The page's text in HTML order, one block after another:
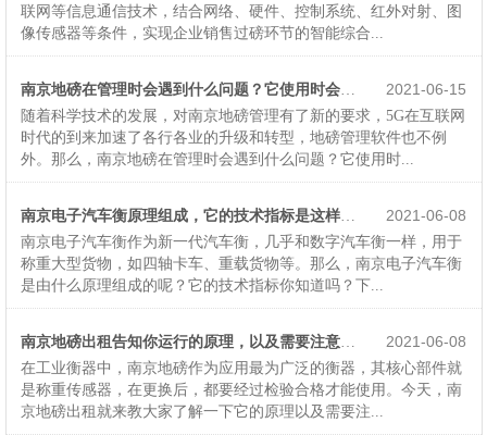
联网等信息通信技术，结合网络、硬件、控制系统、红外对射、图
像传感器等条件，实现企业销售过磅环节的智能综合...
南京地磅在管理时会遇到什么问题？它使用时会发生什么故障？ 2021-06-15
随着科学技术的发展，对南京地磅管理有了新的要求，5G在互联网
时代的到来加速了各行各业的升级和转型，地磅管理软件也不例
外。那么，南京地磅在管理时会遇到什么问题？它使用时...
南京电子汽车衡原理组成，它的技术指标是这样的！ 2021-06-08
南京电子汽车衡作为新一代汽车衡，几乎和数字汽车衡一样，用于
称重大型货物，如四轴卡车、重载货物等。那么，南京电子汽车衡
是由什么原理组成的呢？它的技术指标你知道吗？下...
南京地磅出租告知你运行的原理，以及需要注意的问题！ 2021-06-08
在工业衡器中，南京地磅作为应用最为广泛的衡器，其核心部件就
是称重传感器，在更换后，都要经过检验合格才能使用。今天，南
京地磅出租就来教大家了解一下它的原理以及需要注...